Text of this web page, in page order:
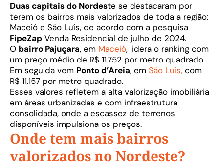
Duas capitais do Nordeste se destacaram por
terem os bairros mais valorizados de toda a região:
Maceió e São Luís, de acordo com a pesquisa
FipeZap Venda Residencial de julho de 2024.
O bairro Pajuçara, em Maceió, lidera o ranking com
um preço médio de R$ 11.752 por metro quadrado.
Em seguida vem Ponto d’Areia, em São Luís, com
R$ 11.157 por metro quadrado.
Esses valores refletem a alta valorização imobiliária
em áreas urbanizadas e com infraestrutura
consolidada, onde a escassez de terrenos
disponíveis impulsiona os preços.
Onde tem mais bairros
valorizados no Nordeste?